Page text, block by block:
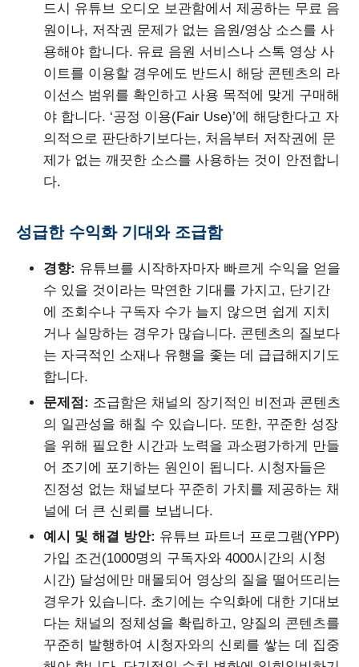
드시 유튜브 오디오 보관함에서 제공하는 무료 음
원이나, 저작권 문제가 없는 음원/영상 소스를 사
용해야 합니다. 유료 음원 서비스나 스톡 영상 사
이트를 이용할 경우에도 반드시 해당 콘텐츠의 라
이선스 범위를 확인하고 사용 목적에 맞게 구매해
야 합니다. ‘공정 이용(Fair Use)’에 해당한다고 자
의적으로 판단하기보다는, 처음부터 저작권에 문
제가 없는 깨끗한 소스를 사용하는 것이 안전합니
다.
성급한 수익화 기대와 조급함
경향: 유튜브를 시작하자마자 빠르게 수익을 얻을
수 있을 것이라는 막연한 기대를 가지고, 단기간
에 조회수나 구독자 수가 늘지 않으면 쉽게 지치
거나 실망하는 경우가 많습니다. 콘텐츠의 질보다
는 자극적인 소재나 유행을 좇는 데 급급해지기도
합니다.
문제점: 조급함은 채널의 장기적인 비전과 콘텐츠
의 일관성을 해칠 수 있습니다. 또한, 꾸준한 성장
을 위해 필요한 시간과 노력을 과소평가하게 만들
어 조기에 포기하는 원인이 됩니다. 시청자들은
진정성 없는 채널보다 꾸준히 가치를 제공하는 채
널에 더 큰 신뢰를 보냅니다.
예시 및 해결 방안: 유튜브 파트너 프로그램(YPP)
가입 조건(1000명의 구독자와 4000시간의 시청
시간) 달성에만 매몰되어 영상의 질을 떨어뜨리는
경우가 있습니다. 초기에는 수익화에 대한 기대보
다는 채널의 정체성을 확립하고, 양질의 콘텐츠를
꾸준히 발행하여 시청자와의 신뢰를 쌓는 데 집중